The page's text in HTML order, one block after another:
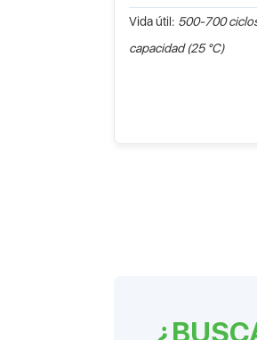
Vida útil: 500-700
capacidad (25 °C)